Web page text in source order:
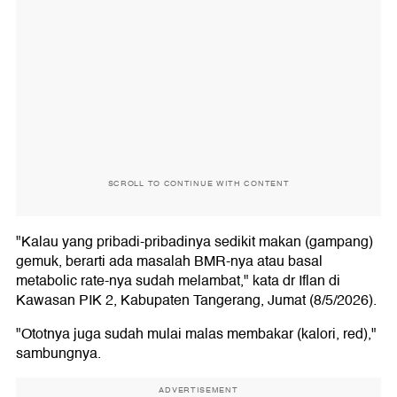
SCROLL TO CONTINUE WITH CONTENT
"Kalau yang pribadi-pribadinya sedikit makan (gampang)
gemuk, berarti ada masalah BMR-nya atau basal
metabolic rate-nya sudah melambat," kata dr Iflan di
Kawasan PIK 2, Kabupaten Tangerang, Jumat (8/5/2026).
"Ototnya juga sudah mulai malas membakar (kalori, red),"
sambungnya.
ADVERTISEMENT